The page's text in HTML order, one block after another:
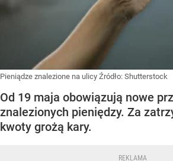
Pieniądze znalezione na ulicy Źródło: Shutterstock
Od 19 maja obowiązują nowe
znalezionych pieniędzy. Za
kwoty grożą kary.